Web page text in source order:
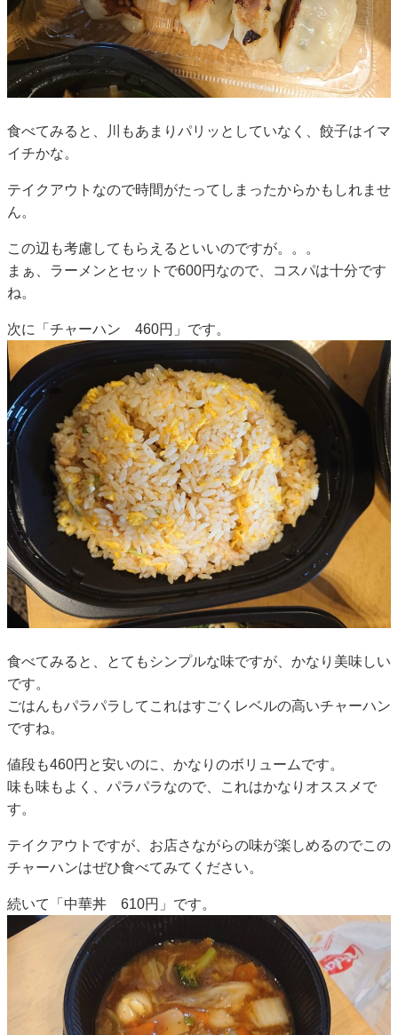
食べてみると、川もあまりパリッとしていなく、餃子はイマ
イチかな。
テイクアウトなので時間がたってしまったからかもしれませ
ん。
この辺も考慮してもらえるといいのですが。。。
まぁ、ラーメンとセットで600円なので、コスパは十分です
ね。
次に「チャーハン 460円」です。
食べてみると、とてもシンプルな味ですが、かなり美味しい
です。
ごはんもパラパラしてこれはすごくレベルの高いチャーハン
ですね。
値段も460円と安いのに、かなりのボリュームです。
味も味もよく、パラパラなので、これはかなりオススメで
す。
テイクアウトですが、お店さながらの味が楽しめるのでこの
チャーハンはぜひ食べてみてください。
続いて「中華丼 610円」です。